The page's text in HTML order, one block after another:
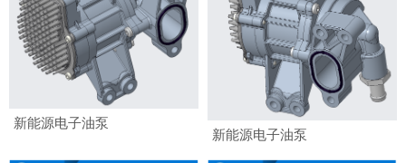
新能源电子油泵
新能源电子油泵